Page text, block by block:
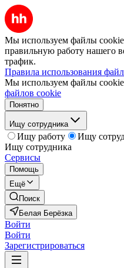
Мы используем файлы
правильную работу нашего
трафик.
Правила использования
Мы используем файлы
файлов cookie
Понятно
Ищу сотрудника
Ищу работу
Ищу
Ищу сотрудника
Сервисы
Помощь
Ещё
Поиск
Белая Берёзка
Войти
Войти
Зарегистрироваться